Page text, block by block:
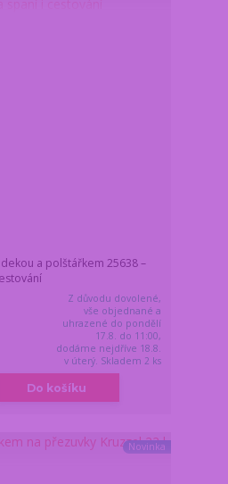
a polštářkem 25638 –
Z důvodu dovolené,
vše objednané a
uhrazené do pondělí
17.8. do 11:00,
dodáme nejdříve 18.8.
v úterý. Skladem 2 ks
Do košíku
Novinka